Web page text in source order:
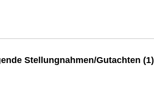
Stellungnahmen/Gutachten (1)